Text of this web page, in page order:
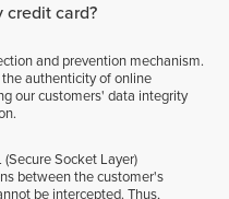
credit card?
and prevention mechanism.
authenticity of online
our customers' data integrity
Socket Layer)
between the customer's
be intercepted. Thus,